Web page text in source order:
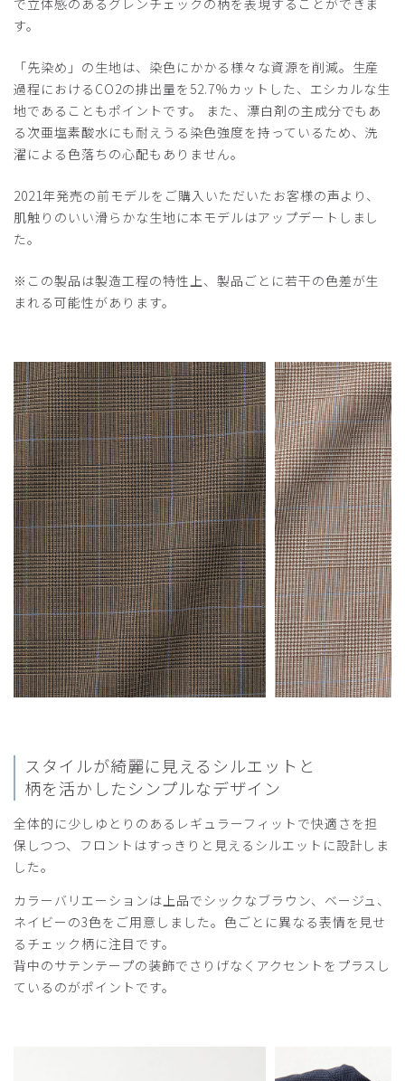
す。
「先染め」の生地は、染色にかかる様々な資源を削減。生産
過程におけるCO2の排出量を52.7%カットした、エシカルな生
地であることもポイントです。 また、漂白剤の主成分でもあ
る次亜塩素酸水にも耐えうる染色強度を持っているため、洗
濯による色落ちの心配もありません。
2021年発売の前モデルをご購入いただいたお客様の声より、
肌触りのいい滑らかな生地に本モデルはアップデートしまし
た。
※この製品は製造工程の特性上、製品ごとに若干の色差が生
まれる可能性があります。
スタイルが綺麗に見えるシルエットと
柄を活かしたシンプルなデザイン
全体的に少しゆとりのあるレギュラーフィットで快適さを担
保しつつ、フロントはすっきりと見えるシルエットに設計しま
した。
カラーバリエーションは上品でシックなブラウン、ベージュ、
ネイビーの3色をご用意しました。色ごとに異なる表情を見せ
るチェック柄に注目です。
背中のサテンテープの装飾でさりげなくアクセントをプラスし
ているのがポイントです。